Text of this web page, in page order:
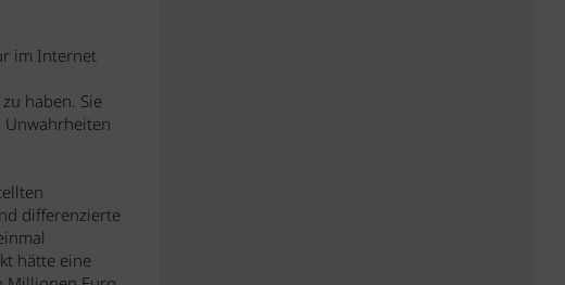
im Internet
haben. Sie
differenzierte
hätte eine